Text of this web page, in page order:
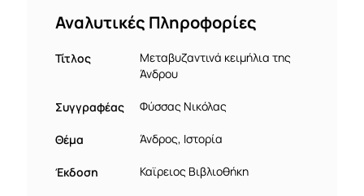
Αναλυτικές Πληροφορίες
Τίτλος
Μεταβυζαντινά κειμήλια της
Άνδρου
Συγγραφέας Φύσσας Νικόλας
Θέμα Άνδρος, Ιστορία
Έκδοση Καϊρειος Βιβλιοθήκη